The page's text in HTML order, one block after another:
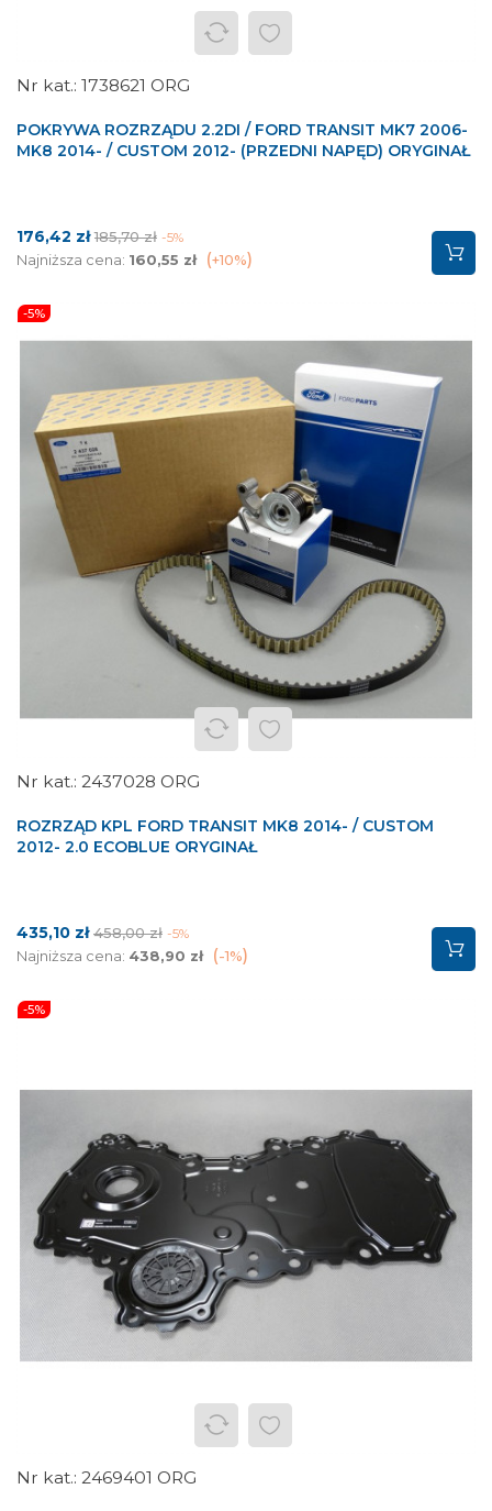
1738621 ORG
POKRYWA ROZRZĄDU 2.2DI / FORD TRANSIT MK7 2006-
MK8 2014- / CUSTOM 2012- (PRZEDNI NAPĘD) ORYGINAŁ
Cena
176,42 złCena
podstawowa
185,70 zł -5%
Najniższa cena: 160,55 zł +10%
-5%
2437028 ORG
ROZRZĄD KPL FORD TRANSIT MK8 2014- / CUSTOM
2012- 2.0 ECOBLUE ORYGINAŁ
Cena
435,10 zł Cena
podstawowa
458,00 zł -5%
Najniższa cena: 438,90 zł -1%
-5%
2469401 ORG